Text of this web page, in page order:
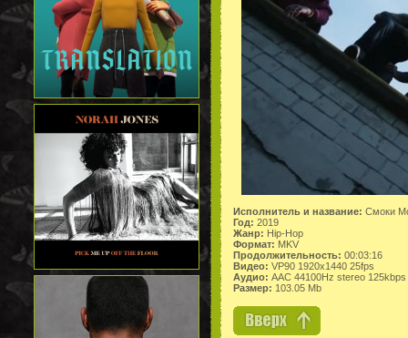
Исполнитель и название: Смоки
Год: 2019
Жанр: Hip-Hop
Формат: MKV
Продолжительность: 00:03:16
Видео: VP90 1920x1440 25fps
Аудио: AAC 44100Hz stereo 125kbps
Размер: 103.05 Mb